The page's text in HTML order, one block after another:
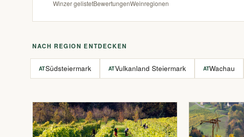
Winzer gelistetBewertungenWeinregionen
NACH REGION ENTDECKEN
ATSüdsteiermark ATVulkanland Steiermark ATWachau